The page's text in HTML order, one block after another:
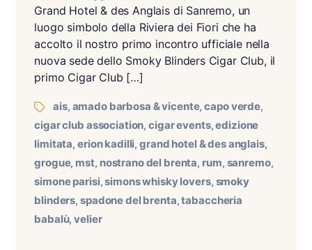
Grand Hotel & des Anglais di Sanremo, un
luogo simbolo della Riviera dei Fiori che ha
accolto il nostro primo incontro ufficiale nella
nuova sede dello Smoky Blinders Cigar Club, il
primo Cigar Club […]
ais, amado barbosa & vicente,capo verde,
cigar club association,cigar events,edizione
limitata,erion kadilli,grand hotel & des anglais,
grogue, mst, nostrano del brenta, rum, sanremo,
simone parisi,simons whisky lovers, smoky
blinders,spadone del brenta,tabaccheria
babalù,velier